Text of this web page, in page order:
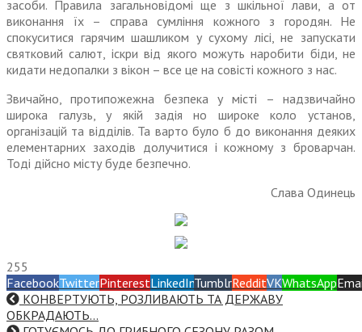
засоби. Правила загальновідомі ще з шкільної лави, а от
виконання їх – справа сумління кожного з городян. Не
спокуситися гарячим шашликом у сухому лісі, не запускати
святковий салют, іскри від якого можуть наробити біди, не
кидати недопалки з вікон – все це на совісті кожного з нас.
Звичайно, протипожежна безпека у місті – надзвичайно
широка галузь, у якій задія но широке коло установ,
організацій та відділів. Та варто було б до виконання деяких
елементарних заходів долучитися і кожному з броварчан.
Тоді дійсно місту буде безпечно.
Слава Одинець
255
FacebookTwitterPinterestLinkedInTumblrRedditVKWhatsApp
КОНВЕРТУЮТЬ, РОЗЛИВАЮТЬ ТА ДЕРЖАВУ
ОБКРАДАЮТЬ…